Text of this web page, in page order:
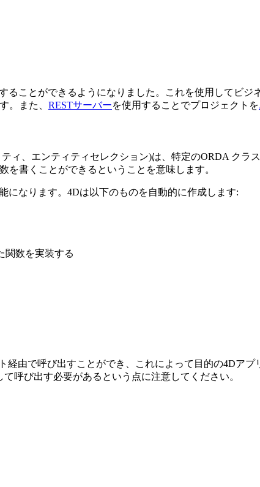
ことができるようになりました。これを使用してビ
。また、 RESTサーバーを使用することでプロジェクトを
ィ、エンティティセレクション)は、特定のORDA クラ
書くことができるということを意味します。
になります。4Dは以下のものを自動的に作成します:
関数を実装する
経由で呼び出すことができ、これによって目的の4Dア
呼び出す必要があるという点に注意してください。